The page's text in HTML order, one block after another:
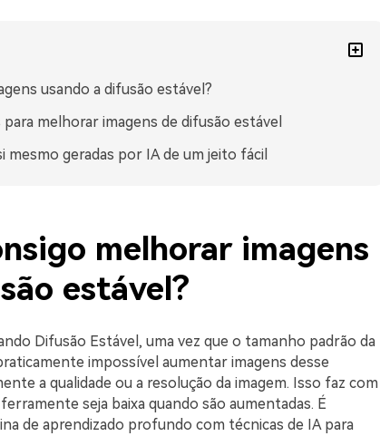
usando a difusão estável?
melhorar imagens de difusão estável
mesmo geradas por IA de um jeito fácil
melhorar imagens
estável?
Difusão Estável, uma vez que o tamanho padrão da
impossível aumentar imagens desse
a qualidade ou a resolução da imagem. Isso faz com
seja baixa quando são aumentadas. É
de aprendizado profundo com técnicas de IA para